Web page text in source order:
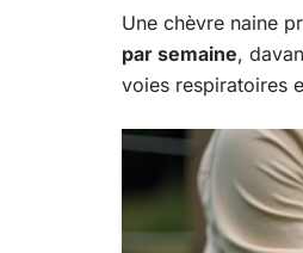
Une chèvre naine
par semaine,
voies respiratoires